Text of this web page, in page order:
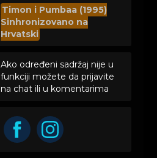
Timon i Pumbaa (1995)
Sinhronizovano na
Hrvatski
Ako određeni sadržaj nije u
funkciji možete da prijavite
na chat ili u komentarima